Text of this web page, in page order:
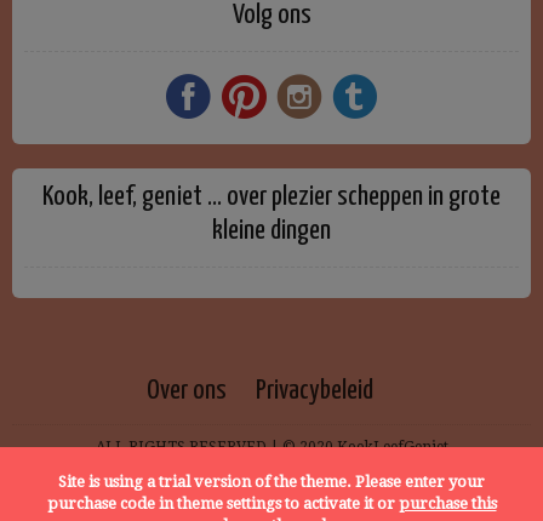
Volg ons
Kook, leef, geniet … over plezier scheppen in grote
kleine dingen
Over ons Privacybeleid
ALL RIGHTS RESERVED | © 2020 KookLeefGeniet
Site is using a trial version of the theme. Please enter your
purchase code in theme settings to activate it or purchase this